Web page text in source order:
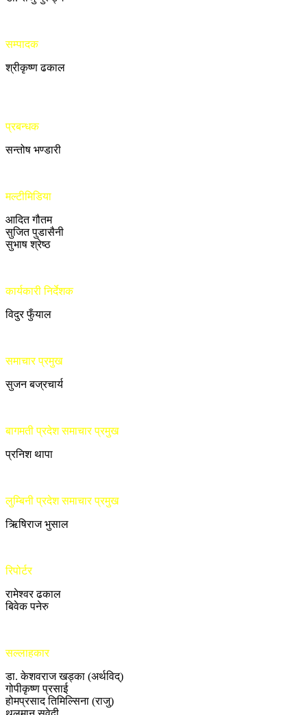
सम्पादक
श्रीकृष्ण ढकाल
प्रबन्धक
सन्तोष भण्डारी
मल्टीमिडिया
आदित गौतम
सुजित पुडासैनी
सुभाष श्रेष्ठ
कार्यकारी निर्देशक
विदुर फुँयाल
समाचार प्रमुख
सुजन बज्रचार्य
बागमती प्रदेश समाचार प्रमुख
प्रनिश थापा
लुम्बिनी प्रदेश समाचार प्रमुख
ऋिषिराज भुसाल
रिपोर्टर
रामेश्वर ढकाल
बिवेक पनेरु
सल्लाहकार
डा. केशवराज खड्का (अर्थविद्)
गोपीकृष्ण प्रसाई
होमप्रसाद तिमिल्सिना (राजु)